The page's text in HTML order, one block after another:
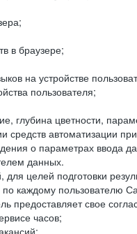
в браузере;
на устройстве
пользователя;
глубина цветности,
автоматизации
о параметрах ввода
данных.
для целей подготовки
каждому пользователю
предоставляет свое
часов;